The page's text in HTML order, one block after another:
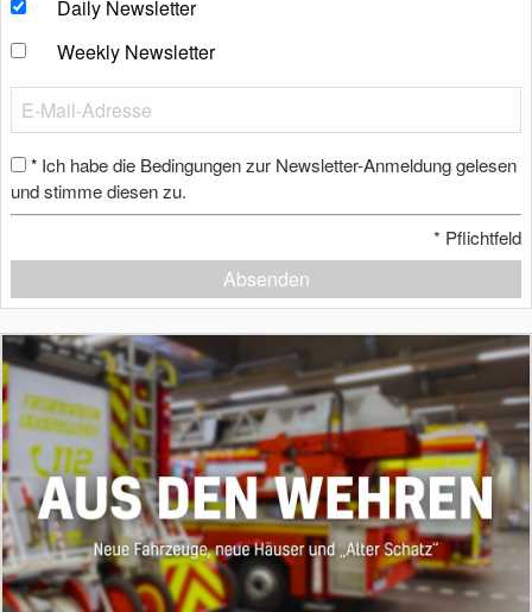
Daily Newsletter
Weekly Newsletter
* Ich habe die Bedingungen zur Newsletter-Anmeldung gelesen
und stimme diesen zu.
* Pflichtfeld
Absenden